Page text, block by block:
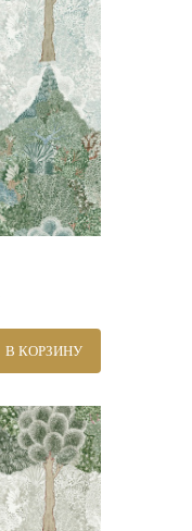
В КОРЗИНУ